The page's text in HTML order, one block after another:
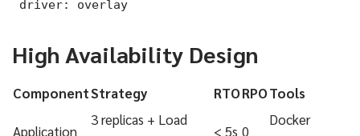
driver: overlay
High Availability Design
ComponentStrategy RTORPOTools
Application
3 replicas + Load
< 5s 0
Docker